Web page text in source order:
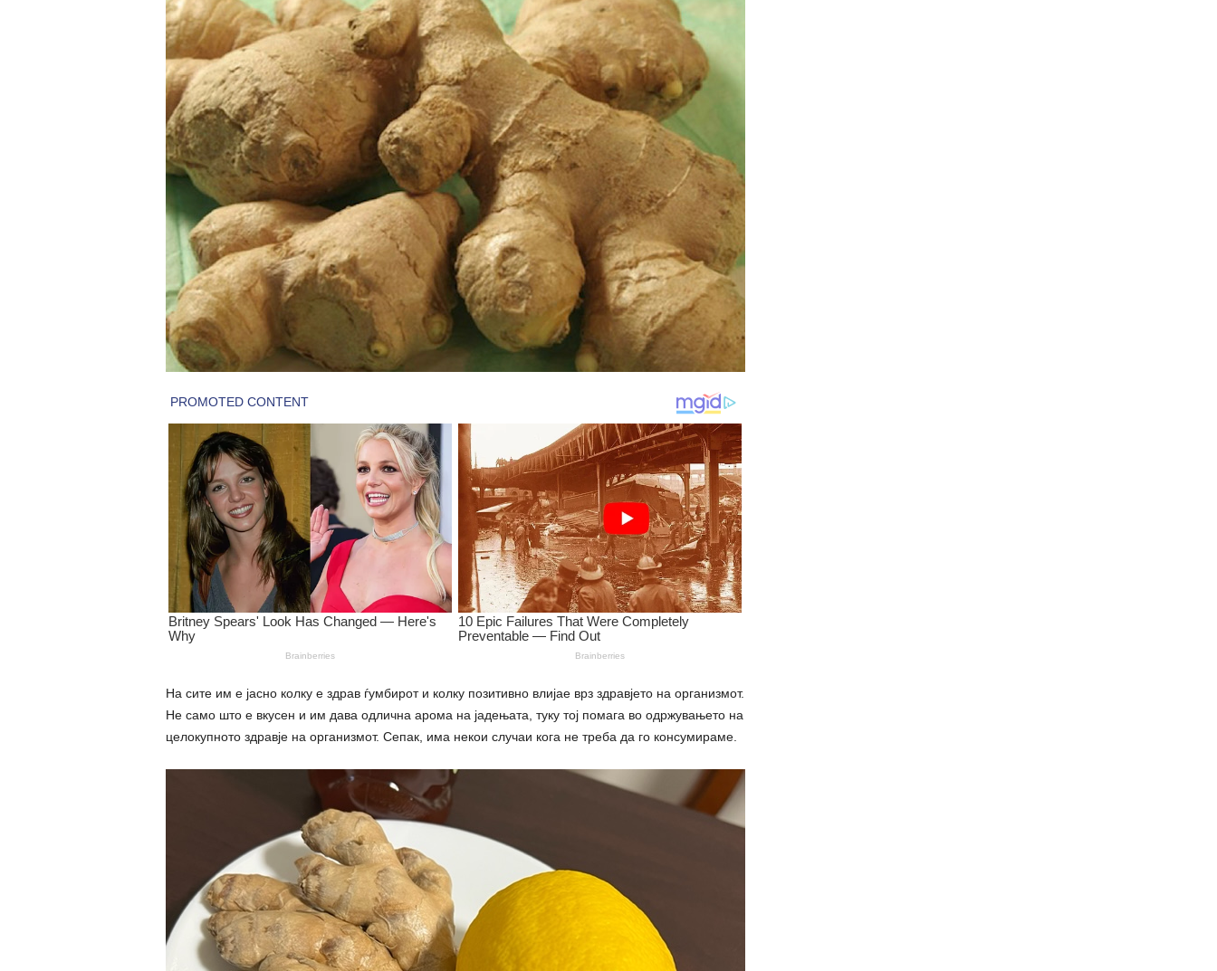
На сите им е јасно колку е здрав ѓумбирот и колку позитивно влијае врз здравјето на организмот.
Не само што е вкусен и им дава одлична арома на јадењата, туку тој помага во одржувањето на
целокупното здравје на организмот. Сепак, има некои случаи кога не треба да го конcyмираме.